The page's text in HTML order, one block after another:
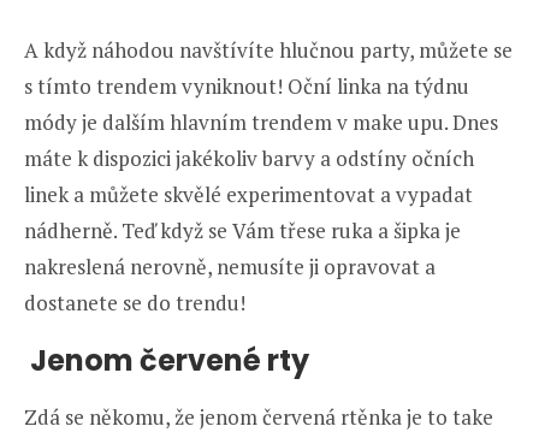
A když náhodou navštívíte hlučnou party, můžete se
s tímto trendem vyniknout! Oční linka na týdnu
módy je dalším hlavním trendem v make upu. Dnes
máte k dispozici jakékoliv barvy a odstíny očních
linek a můžete skvělé experimentovat a vypadat
nádherně. Teď když se Vám třese ruka a šipka je
nakreslená nerovně, nemusíte ji opravovat a
dostanete se do trendu!
Jenom červené rty
Zdá se někomu, že jenom červená rtěnka je to take